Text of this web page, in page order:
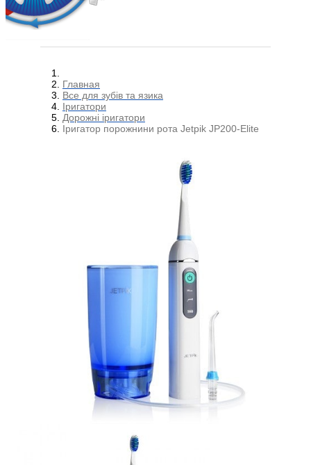
Главная
Все для зубів та язика
Іригатори
Дорожні іригатори
Іригатор порожнини рота Jetpik JP200-Elite